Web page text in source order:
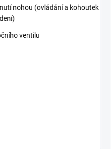
nohou (ovládání a kohoutek
ventilu